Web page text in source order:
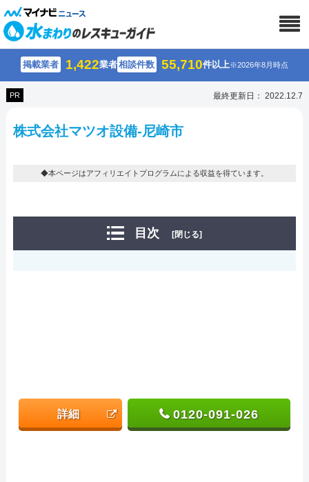
掲載業者 1,422業者相談件数 55,710件以上※2026年8月時点
PR 最終更新日： 2022.12.7
株式会社マツオ設備-尼崎市
◆本ページはアフィリエイトプログラムによる収益を得ています。
目次 [閉じる]
詳細 0120-091-026